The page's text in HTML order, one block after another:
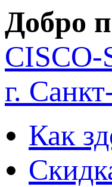
Добро
CISCO-
г.
Как